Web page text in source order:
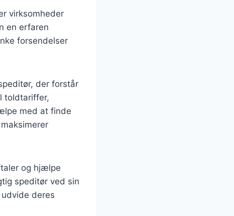
virksomheder
en erfaren
forsendelser
der forstår
toldtariffer,
med at finde
og hjælpe
speditør ved sin
deres